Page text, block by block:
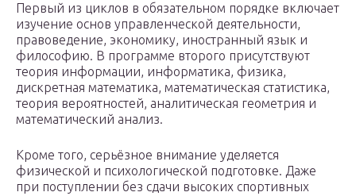
Первый из циклов в обязательном порядке включает
изучение основ управленческой деятельности,
правоведение, экономику, иностранный язык и
философию. В программе второго присутствуют
теория информации, информатика, физика,
дискретная математика, математическая статистика,
теория вероятностей, аналитическая геометрия и
математический анализ.
Кроме того, серьёзное внимание уделяется
физической и психологической подготовке. Даже
при поступлении без сдачи высоких спортивных